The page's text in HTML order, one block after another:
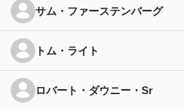
サム・ファーステンバーグ
トム・ライト
ロバート・ダウニー・Sr